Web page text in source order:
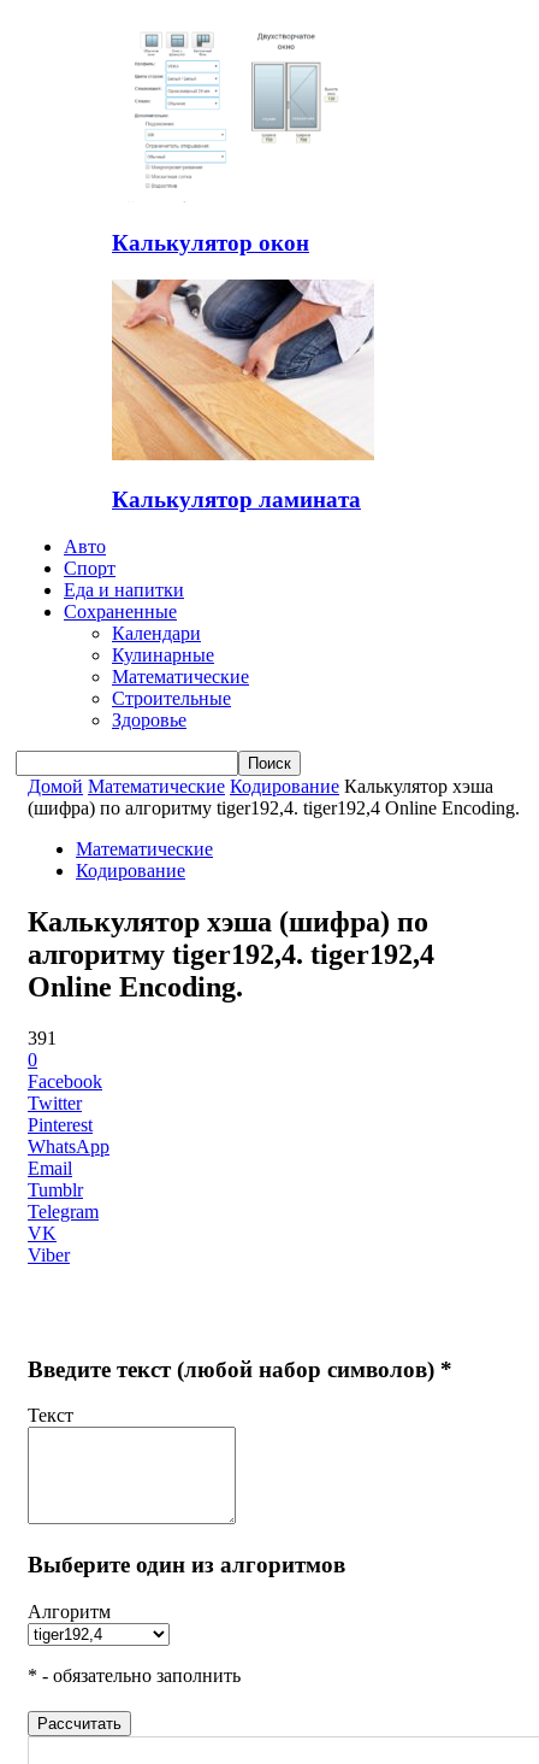
Калькулятор окон
Калькулятор ламината
Авто
Спорт
Еда и напитки
Сохраненные
Календари
Кулинарные
Математические
Строительные
Здоровье
Домой Математические Кодирование Калькулятор хэша
(шифра) по алгоритму tiger192,4. tiger192,4 Online Encoding.
Математические
Кодирование
Калькулятор хэша (шифра) по
алгоритму tiger192,4. tiger192,4
Online Encoding.
391
0
Facebook
Twitter
Pinterest
WhatsApp
Email
Tumblr
Telegram
VK
Viber
Введите текст (любой набор символов) *
Текст
Выберите один из алгоритмов
Алгоритм
* - обязательно заполнить
Рассчитать